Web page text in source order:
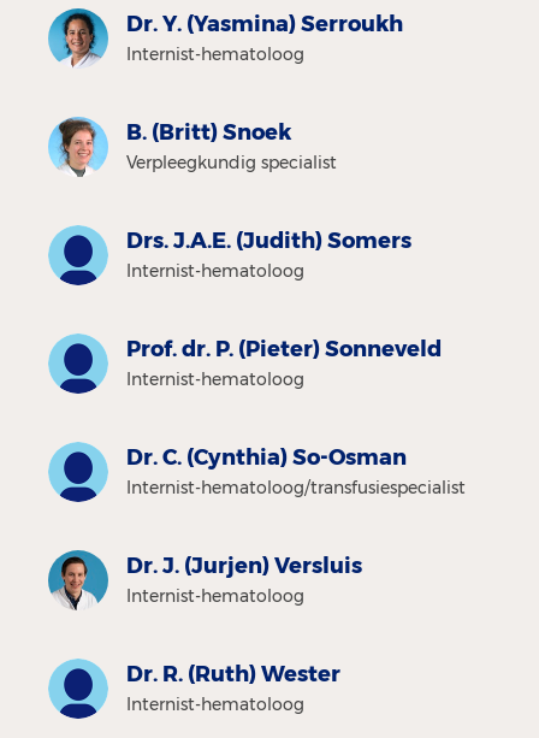
Dr. Y. (Yasmina) Serroukh
Internist-hematoloog
B. (Britt) Snoek
Verpleegkundig specialist
Drs. J.A.E. (Judith) Somers
Internist-hematoloog
Prof. dr. P. (Pieter) Sonneveld
Internist-hematoloog
Dr. C. (Cynthia) So-Osman
Internist-hematoloog/transfusiespecialist
Dr. J. (Jurjen) Versluis
Internist-hematoloog
Dr. R. (Ruth) Wester
Internist-hematoloog